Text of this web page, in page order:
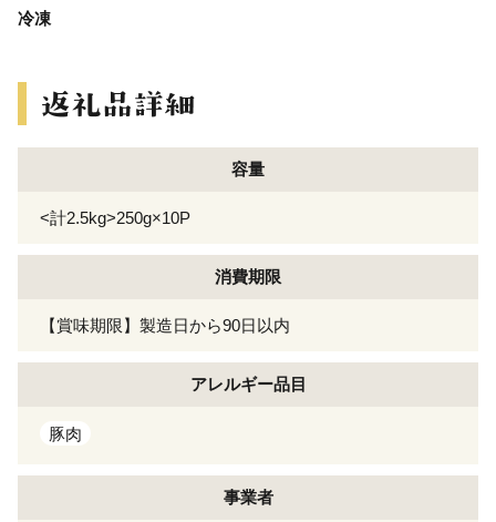
冷凍
容量
<計2.5kg>250g×10P
消費期限
【賞味期限】製造日から90日以内
アレルギー品目
豚肉
事業者